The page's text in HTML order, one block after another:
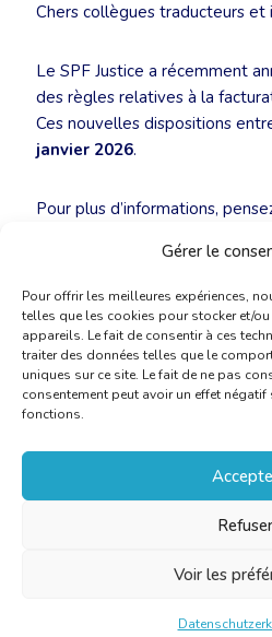
Gérer le
Pour offrir les meilleures expériences,
telles que les cookies pour stocker et/
appareils. Le fait de consentir à ces
traiter des données telles que le
uniques sur ce site. Le fait de ne pas
consentement peut avoir un effet
fonctions.
Refuser
Voir les
Chers collègues traducteurs et
Le SPF Justice a récemment
des règles relatives à la
Ces nouvelles dispositions
janvier 2026.
Pour plus d’informations,
bibliothèque du site